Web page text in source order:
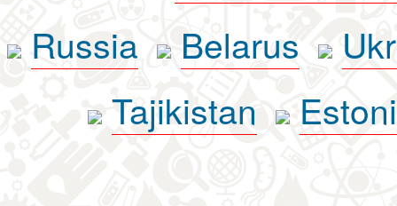
Russia
Belarus
Tajikistan